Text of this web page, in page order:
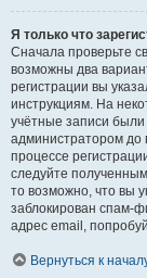
Я только что
Сначала проверьте
возможны два
регистрации вы
инструкциям. На
учётные записи
администратором до
процессе
следуйте
то возможно, что вы
заблокирован спам-
адрес email,
Вернуться к